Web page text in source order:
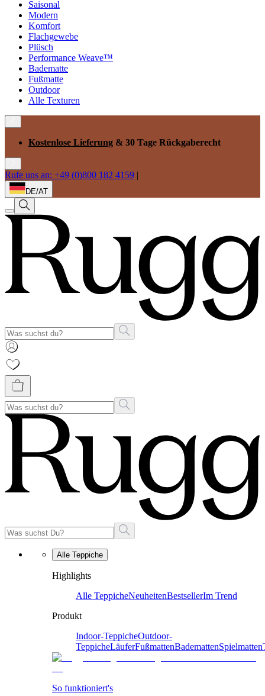
Saisonal
Modern
Komfort
Flachgewebe
Plüsch
Performance Weave™
Badematte
Fußmatte
Outdoor
Alle Texturen
Kostenlose Lieferung & 30 Tage Rückgaberecht
Rufe uns an: +49 (0)800 182 4159 |
DE/AT
Alle Teppiche
Highlights
Alle TeppicheNeuheitenBestsellerIm Trend
Produkt
Indoor-TeppicheOutdoor-
TeppicheLäuferFußmattenBademattenSpielmatten
So funktioniert's